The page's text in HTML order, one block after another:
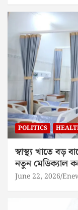
POLITICS
স্বাস্থ্য খাতে বড়
নতুন মেডিক্যাল
June 22, 2026